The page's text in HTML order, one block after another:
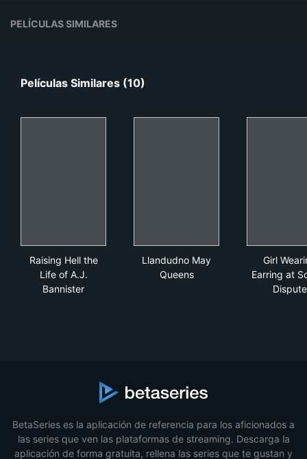
PELÍCULAS SIMILARES
Películas Similares (10)
Raising Hell the
Life of A.J.
Bannister
Llandudno May
Queens
Girl
Earring at
Dispute
BetaSeries es la aplicación de referencia para los aficionados a
las series que ven las plataformas de streaming. Descarga la
aplicación de forma gratuita, rellena las series que te gustan y